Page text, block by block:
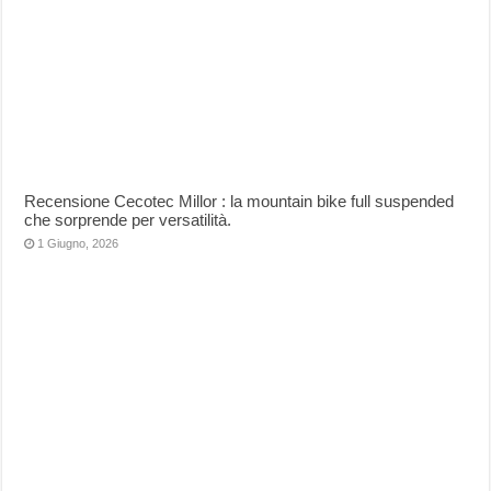
Recensione Cecotec Millor : la mountain bike full suspended
che sorprende per versatilità.
1 Giugno, 2026